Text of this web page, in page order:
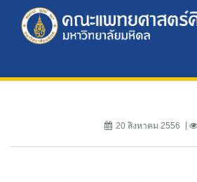
20 สิงหาคม 2556